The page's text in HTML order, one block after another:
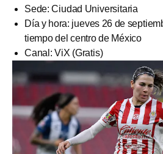
Sede: Ciudad Universitaria
Día y hora: jueves 26 de
tiempo del centro de México
Canal: ViX (Gratis)